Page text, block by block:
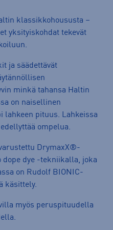
klassikkohoususta –
yksityiskohdat tekevät
ja säädettävät
minkä tahansa Haltin
on naisellinen
lahkeen pituus. Lahkeissa
ompelua.
DrymaxX®-
dope dye -tekniikalla, joka
on Rudolf BIONIC-
käsittely.
myös peruspituudella